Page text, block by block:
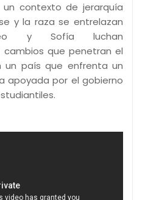
contexto de jerarquía
y la raza se entrelazan
y Sofía luchan
que penetran el
país que enfrenta un
apoyada por el gobierno